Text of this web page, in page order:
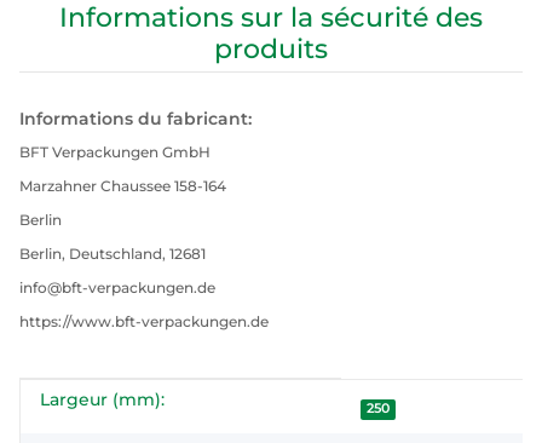
Informations sur la sécurité des
produits
Informations du fabricant:
BFT Verpackungen GmbH
Marzahner Chaussee 158-164
Berlin
Berlin, Deutschland, 12681
info@bft-verpackungen.de
https://www.bft-verpackungen.de
#productDetails.itemInformation#
#productDetails.itemValue#
Largeur (mm): 250